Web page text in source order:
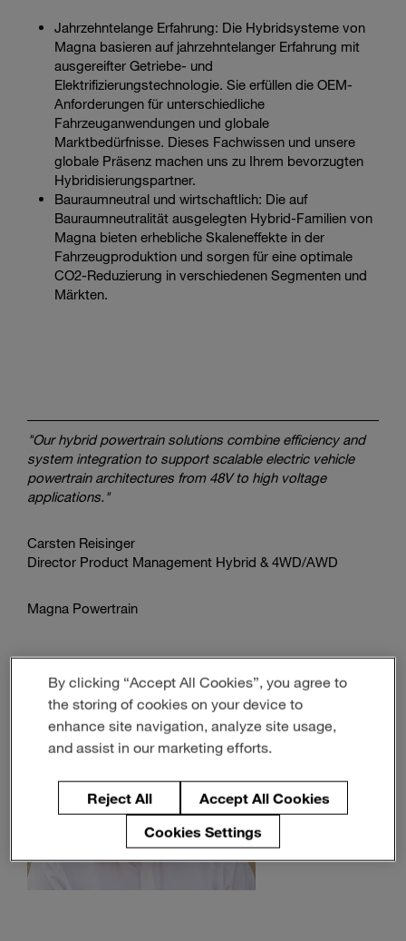
Jahrzehntelange Erfahrung: Die Hybridsysteme von
Magna basieren auf jahrzehntelanger Erfahrung mit
ausgereifter Getriebe- und
Elektrifizierungstechnologie. Sie erfüllen die OEM-
Anforderungen für unterschiedliche
Fahrzeuganwendungen und globale
Marktbedürfnisse. Dieses Fachwissen und unsere
globale Präsenz machen uns zu Ihrem bevorzugten
Hybridisierungspartner.
Bauraumneutral und wirtschaftlich: Die auf
Bauraumneutralität ausgelegten Hybrid-Familien von
Magna bieten erhebliche Skaleneffekte in der
Fahrzeugproduktion und sorgen für eine optimale
CO2-Reduzierung in verschiedenen Segmenten und
Märkten.
"Our hybrid powertrain solutions combine efficiency and
system integration to support scalable electric vehicle
powertrain architectures from 48V to high voltage
applications."
Carsten Reisinger
Director Product Management Hybrid & 4WD/AWD
Magna Powertrain
By clicking “Accept All Cookies”, you agree to
the storing of cookies on your device to
enhance site navigation, analyze site usage,
and assist in our marketing efforts.
Reject All
Accept All Cookies
Cookies Settings